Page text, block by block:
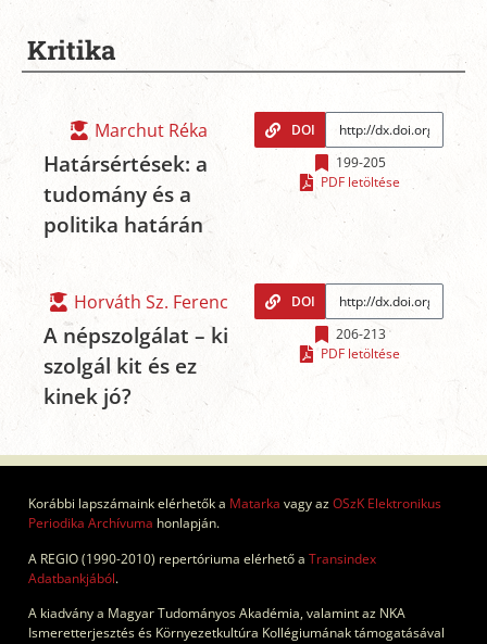
Kritika
Marchut Réka
Határsértések: a
tudomány és a
politika határán
DOI
199-205
PDF letöltése
Horváth Sz. Ferenc
A népszolgálat – ki
szolgál kit és ez
kinek jó?
DOI
206-213
PDF letöltése
Korábbi lapszámaink elérhetők a Matarka vagy azOSzK Elektronikus
Periodika Archívuma honlapján.
A REGIO (1990-2010) repertóriuma elérhető a Transindex
Adatbankjából.
A kiadvány a Magyar Tudományos Akadémia, valamint az NKA
Ismeretterjesztés és Környezetkultúra Kollégiumának támogatásával